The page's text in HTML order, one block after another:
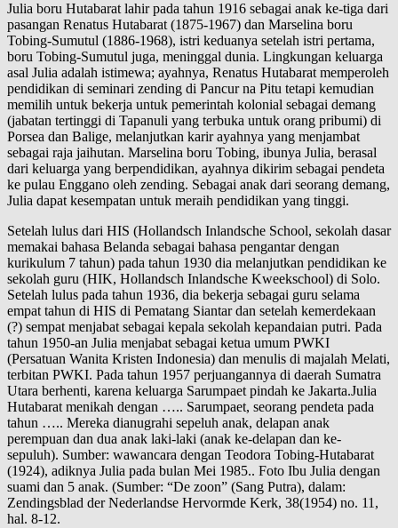
Julia boru Hutabarat lahir pada tahun 1916 sebagai anak ke-tiga dari
pasangan Renatus Hutabarat (1875-1967) dan Marselina boru
Tobing-Sumutul (1886-1968), istri keduanya setelah istri pertama,
boru Tobing-Sumutul juga, meninggal dunia. Lingkungan keluarga
asal Julia adalah istimewa; ayahnya, Renatus Hutabarat memperoleh
pendidikan di seminari zending di Pancur na Pitu tetapi kemudian
memilih untuk bekerja untuk pemerintah kolonial sebagai demang
(jabatan tertinggi di Tapanuli yang terbuka untuk orang pribumi) di
Porsea dan Balige, melanjutkan karir ayahnya yang menjambat
sebagai raja jaihutan. Marselina boru Tobing, ibunya Julia, berasal
dari keluarga yang berpendidikan, ayahnya dikirim sebagai pendeta
ke pulau Enggano oleh zending. Sebagai anak dari seorang demang,
Julia dapat kesempatan untuk meraih pendidikan yang tinggi.
Setelah lulus dari HIS (Hollandsch Inlandsche School, sekolah dasar
memakai bahasa Belanda sebagai bahasa pengantar dengan
kurikulum 7 tahun) pada tahun 1930 dia melanjutkan pendidikan ke
sekolah guru (HIK, Hollandsch Inlandsche Kweekschool) di Solo.
Setelah lulus pada tahun 1936, dia bekerja sebagai guru selama
empat tahun di HIS di Pematang Siantar dan setelah kemerdekaan
(?) sempat menjabat sebagai kepala sekolah kepandaian putri. Pada
tahun 1950-an Julia menjabat sebagai ketua umum PWKI
(Persatuan Wanita Kristen Indonesia) dan menulis di majalah Melati,
terbitan PWKI. Pada tahun 1957 perjuangannya di daerah Sumatra
Utara berhenti, karena keluarga Sarumpaet pindah ke Jakarta.Julia
Hutabarat menikah dengan ….. Sarumpaet, seorang pendeta pada
tahun ….. Mereka dianugrahi sepeluh anak, delapan anak
perempuan dan dua anak laki-laki (anak ke-delapan dan ke-
sepuluh). Sumber: wawancara dengan Teodora Tobing-Hutabarat
(1924), adiknya Julia pada bulan Mei 1985.. Foto Ibu Julia dengan
suami dan 5 anak. (Sumber: “De zoon” (Sang Putra), dalam:
Zendingsblad der Nederlandse Hervormde Kerk, 38(1954) no. 11,
hal. 8-12.